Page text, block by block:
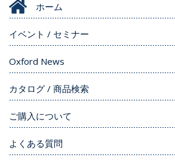
ホーム
イベント / セミナー
Oxford News
カタログ / 商品検索
ご購入について
よくある質問